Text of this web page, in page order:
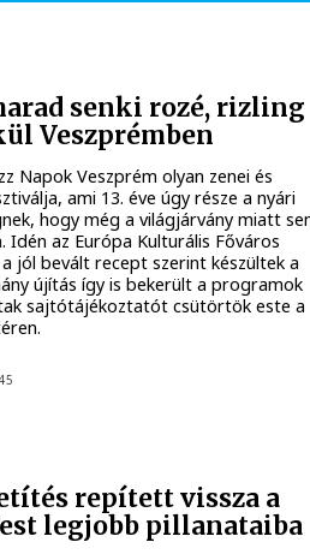
senki rozé, rizling
Veszprémben
Napok Veszprém olyan zenei és
ami 13. éve úgy része a nyári
hogy még a világjárvány miatt
Idén az Európa Kulturális Főváros
jól bevált recept szerint készültek a
újítás így is bekerült a programok
sajtótájékoztatót csütörtök este a
repített vissza a
legjobb pillanataiba